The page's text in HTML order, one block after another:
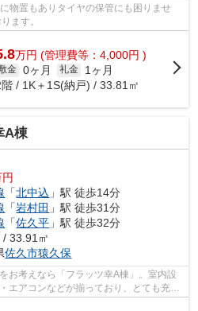
物置もありタイヤの保管にも困りませ
ます。
万円 (管理費等：4,000円 )
金 0ヶ月 礼金
1ヶ月
階 / 1K＋1S(納戸) / 33.81㎡
A棟
「北中込 」駅 徒歩14分
「岩村田 」駅 徒歩31分
「佐久平 」駅 徒歩32分
/ 33.91㎡
佐久市猿久保
お考えなら「フラッツ幸A棟」。室内設
エアコンなどが揃っており、とても充実
ろに...